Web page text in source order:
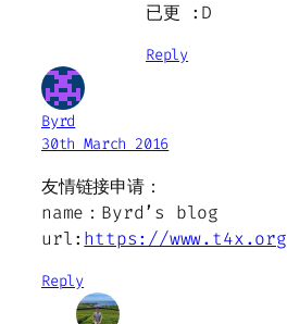
已更 :D
Reply
Byrd
30th March 2016
友情链接申请：
name：Byrd’s blog
url: https://www.t4x.org
Reply